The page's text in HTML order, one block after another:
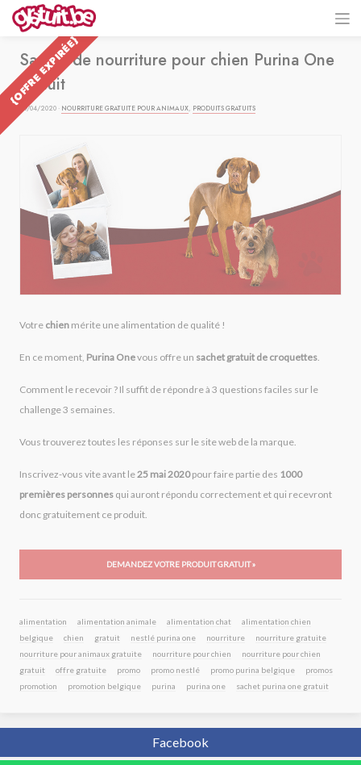
{OFFRE EXPIRÉE}
Sachet de nourriture pour chien Purina One
gratuit
29/04/2020 · NOURRITURE GRATUITE POUR ANIMAUX, PRODUITS GRATUITS
Votre chien mérite une alimentation de qualité !
En ce moment, Purina Onevous offre un sachet gratuit de croquettes
Comment le recevoir ? Il suffit de répondre à 3 questions faciles sur le
challenge 3 semaines.
Vous trouverez toutes les réponses sur le site web de la marque.
Inscrivez-vous vite avant le25 mai 2020pour faire partie des 1000
premières personnes qui auront répondu correctement et qui recevront
donc gratuitement ce produit.
DEMANDEZ VOTRE PRODUIT GRATUIT »
alimentation alimentation animale alimentation chat
alimentation chien
belgique
chien gratuit nestlé purina one nourriture
nourriture gratuite
nourriture pour animaux gratuite
nourriture pour chien
nourriture pour chien
gratuit
offre gratuite promo promo nestlé promo purina belgique
promos
promotion
promotion belgique purina purina one sachet purina one gratuit
Facebook